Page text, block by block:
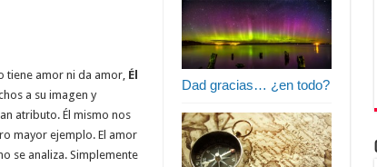
Dad gracias… ¿en todo?
tiene amor ni da amor, Él
a su imagen y
atributo. Él mismo nos
mayor ejemplo. El amor
se analiza. Simplemente